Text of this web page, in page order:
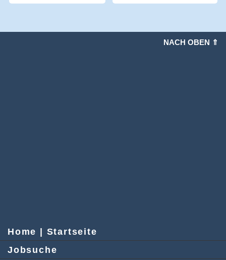
NACH OBEN ⇑
Home | Startseite
Jobsuche